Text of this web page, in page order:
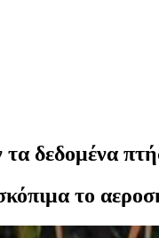
δεδομένα
το